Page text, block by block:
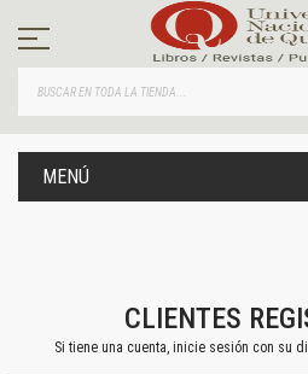
contenido
MENÚ
CLIENTES
Si tiene una cuenta, inicie sesión con su